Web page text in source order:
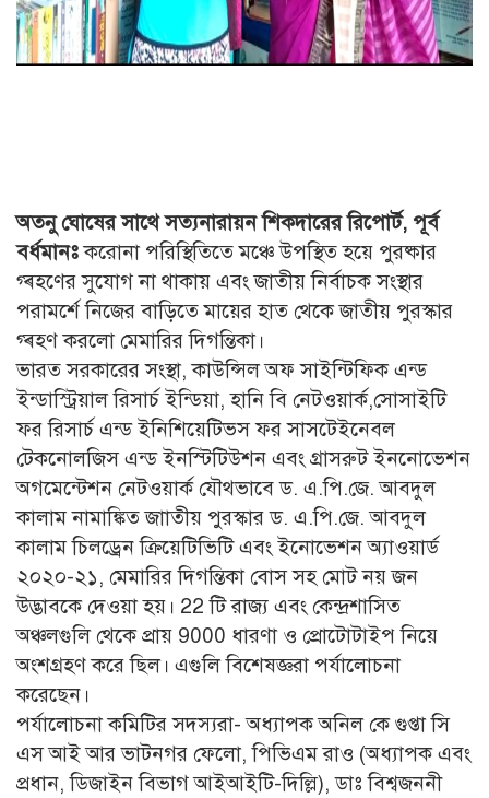
অতনু ঘোষের সাথে সত্যনারায়ন শিকদারের রিপোর্ট, পূর্ব
বর্ধমানঃকরোনা পরিস্থিতিতে মঞ্চে উপস্থিত হয়ে পুরষ্কার
গ্ৰহণের সুযোগ না থাকায় এবং জাতীয় নির্বাচক সংস্থার
পরামর্শে নিজের বাড়িতে মায়ের হাত থেকে জাতীয় পুরস্কার
গ্ৰহণ করলো মেমারির দিগন্তিকা।
ভারত সরকারের সংস্থা, কাউন্সিল অফ সাইন্টিফিক এন্ড
ইন্ডাস্ট্রিয়াল রিসার্চ ইন্ডিয়া, হানি বি নেটওয়ার্ক,সোসাইটি
ফর রিসার্চ এন্ড ইনিশিয়েটিভস ফর সাসটেইনেবল
টেকনোলজিস এন্ড ইনস্টিটিউশন এবং গ্রাসরুট ইননোভেশন
অগমেন্টেশন নেটওয়ার্ক যৌথভাবে ড. এ.পি.জে. আবদুল
কালাম নামাঙ্কিত জাাতীয় পুরস্কার ড. এ.পি.জে. আবদুল
কালাম চিলড্রেন ক্রিয়েটিভিটি এবং ইনোভেশন অ্যাওয়ার্ড
২০২০-২১, মেমারির দিগন্তিকা বোস সহ মোট নয় জন
উদ্ভাবকে দেওয়া হয়। 22 টি রাজ্য এবং কেন্দ্রশাসিত
অঞ্চলগুলি থেকে প্রায় 9000 ধারণা ও প্রোটোটাইপ নিয়ে
অংশগ্রহণ করে ছিল। এগুলি বিশেষজ্ঞরা পর্যালোচনা
করেছেন।
পর্যালোচনা কমিটির সদস্যরা- অধ্যাপক অনিল কে গুপ্তা সি
এস আই আর ভাটনগর ফেলো, পিভিএম রাও (অধ্যাপক এবং
প্রধান, ডিজাইন বিভাগ আইআইটি-দিল্লি), ডাঃ বিশ্বজননী